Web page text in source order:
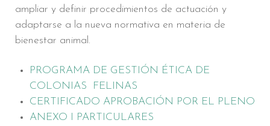
ampliar y definir procedimientos de actuación y
adaptarse a la nueva normativa en materia de
bienestar animal.
PROGRAMA DE GESTIÓN ÉTICA DE
COLONIAS FELINAS
CERTIFICADO APROBACIÓN POR EL PLENO
ANEXO I PARTICULARES